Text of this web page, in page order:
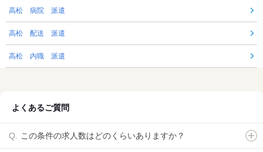
高松 病院 派遣
高松 配送 派遣
高松 内職 派遣
よくあるご質問
この条件の求人数はどのくらいありますか？